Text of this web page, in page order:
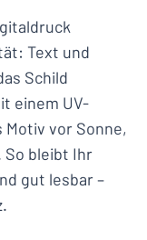
Text und
Schild
einem UV-
vor Sonne,
bleibt Ihr
gut lesbar –